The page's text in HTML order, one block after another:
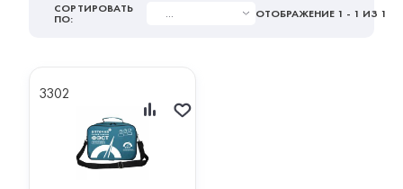
СОРТИРОВАТЬ
ПО: ... ОТОБРАЖЕНИЕ 1 - 1 ИЗ 1
3302